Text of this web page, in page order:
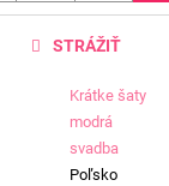
Krátke šaty
modrá
svadba
Poľsko
STRÁŽIŤ